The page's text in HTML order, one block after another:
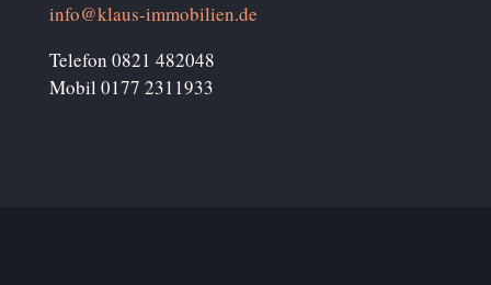
info@klaus-immobilien.de
Telefon 0821 482048
Mobil 0177 2311933